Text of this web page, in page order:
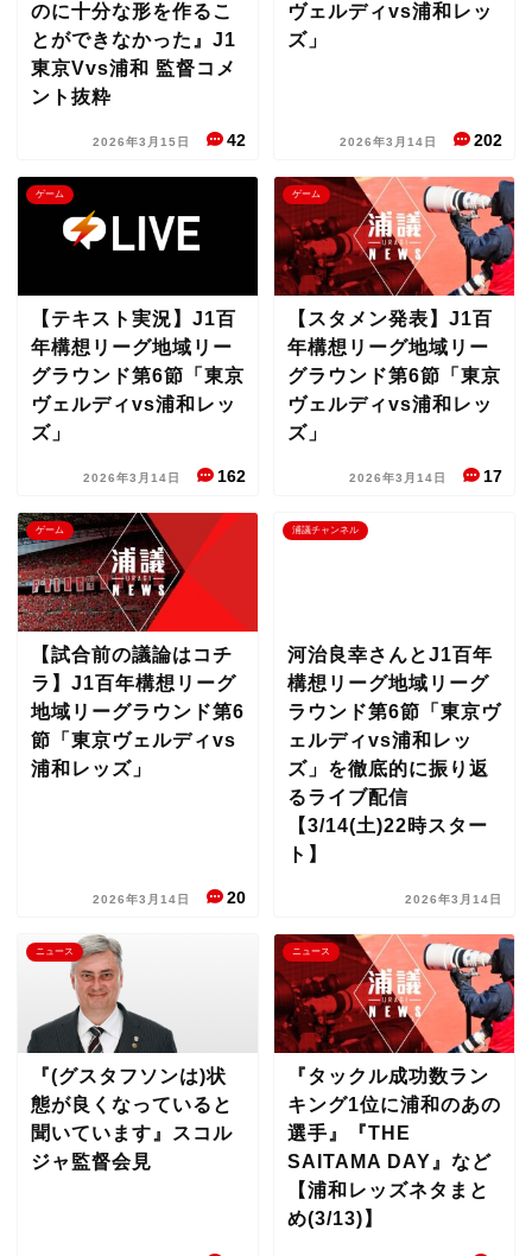
のに十分な形を作るこ
とができなかった』J1
東京Vvs浦和 監督コメ
ント抜粋
2026年3月15日 42
ヴェルディvs浦和レッ
ズ」
2026年3月14日 202
ゲーム
【テキスト実況】J1百
年構想リーグ地域リー
グラウンド第6節「東京
ヴェルディvs浦和レッ
ズ」
2026年3月14日 162
ゲーム
【スタメン発表】J1百
年構想リーグ地域リー
グラウンド第6節「東京
ヴェルディvs浦和レッ
ズ」
2026年3月14日 17
ゲーム
【試合前の議論はコチ
ラ】J1百年構想リーグ
地域リーグラウンド第6
節「東京ヴェルディvs
浦和レッズ」
2026年3月14日 20
浦議チャンネル
河治良幸さんとJ1百年
構想リーグ地域リーグ
ラウンド第6節「東京ヴ
ェルディvs浦和レッ
ズ」を徹底的に振り返
るライブ配信
【3/14(土)22時スター
ト】
2026年3月14日
ニュース
『(グスタフソンは)状
態が良くなっていると
聞いています』スコル
ジャ監督会見
ニュース
『タックル成功数ラン
キング1位に浦和のあの
選手』『THE
SAITAMA DAY』など
【浦和レッズネタまと
め(3/13)】